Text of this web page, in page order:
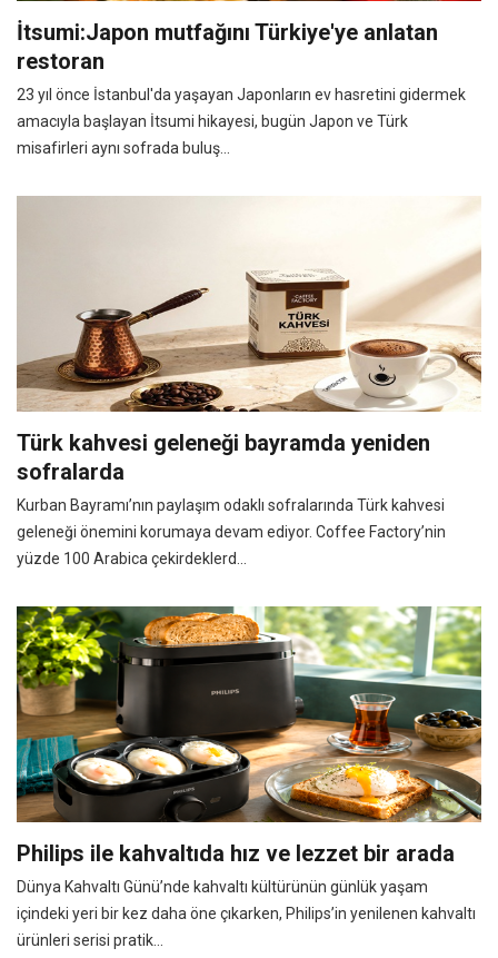
İtsumi:Japon mutfağını Türkiye'ye anlatan
restoran
23 yıl önce İstanbul'da yaşayan Japonların ev hasretini gidermek
amacıyla başlayan İtsumi hikayesi, bugün Japon ve Türk
misafirleri aynı sofrada buluş...
Türk kahvesi geleneği bayramda yeniden
sofralarda
Kurban Bayramı’nın paylaşım odaklı sofralarında Türk kahvesi
geleneği önemini korumaya devam ediyor. Coffee Factory’nin
yüzde 100 Arabica çekirdeklerd...
Philips ile kahvaltıda hız ve lezzet bir arada
Dünya Kahvaltı Günü’nde kahvaltı kültürünün günlük yaşam
içindeki yeri bir kez daha öne çıkarken, Philips’in yenilenen kahvaltı
ürünleri serisi pratik...